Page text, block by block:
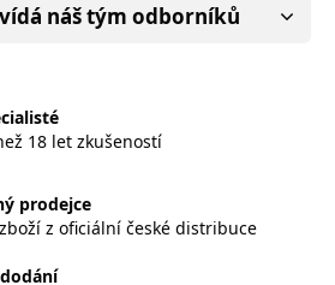
náš tým odborníků
18 let zkušeností
prodejce
z oficiální české distribuce